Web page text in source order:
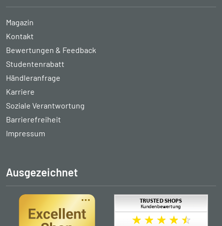
Magazin
Kontakt
Bewertungen & Feedback
Studentenrabatt
Händleranfrage
Karriere
Soziale Verantwortung
Barrierefreiheit
Impressum
Ausgezeichnet